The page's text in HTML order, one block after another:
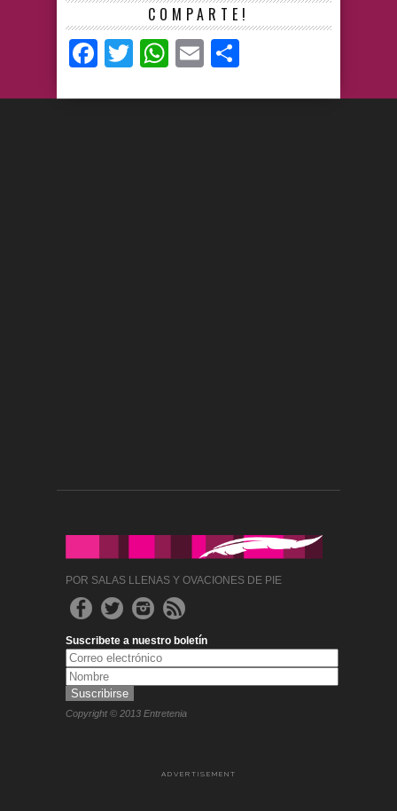
COMPARTE!
Facebook
TwitterWhatsApp
Email
POR SALAS LLENAS Y OVACIONES DE PIE
Suscribete a nuestro boletín
Copyright © 2013 Entretenia
ADVERTISEMENT